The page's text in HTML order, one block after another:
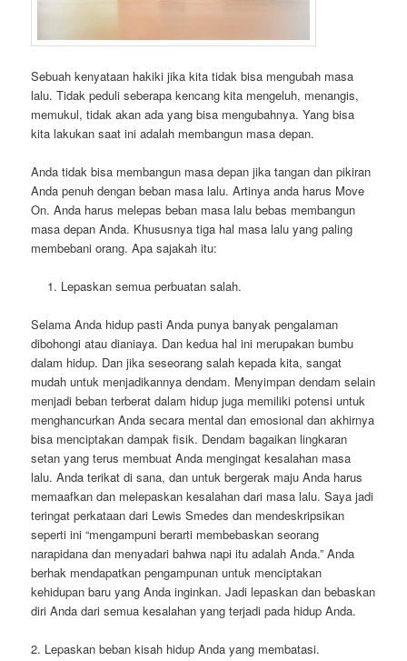
Sebuah kenyataan hakiki jika kita tidak bisa mengubah masa
lalu. Tidak peduli seberapa kencang kita mengeluh, menangis,
memukul, tidak akan ada yang bisa mengubahnya. Yang bisa
kita lakukan saat ini adalah membangun masa depan.
Anda tidak bisa membangun masa depan jika tangan dan pikiran
Anda penuh dengan beban masa lalu. Artinya anda harus Move
On. Anda harus melepas beban masa lalu bebas membangun
masa depan Anda. Khususnya tiga hal masa lalu yang paling
membebani orang. Apa sajakah itu:
Lepaskan semua perbuatan salah.
Selama Anda hidup pasti Anda punya banyak pengalaman
dibohongi atau dianiaya. Dan kedua hal ini merupakan bumbu
dalam hidup. Dan jika seseorang salah kepada kita, sangat
mudah untuk menjadikannya dendam. Menyimpan dendam selain
menjadi beban terberat dalam hidup juga memiliki potensi untuk
menghancurkan Anda secara mental dan emosional dan akhirnya
bisa menciptakan dampak fisik. Dendam bagaikan lingkaran
setan yang terus membuat Anda mengingat kesalahan masa
lalu. Anda terikat di sana, dan untuk bergerak maju Anda harus
memaafkan dan melepaskan kesalahan dari masa lalu. Saya jadi
teringat perkataan dari Lewis Smedes dan mendeskripsikan
seperti ini “mengampuni berarti membebaskan seorang
narapidana dan menyadari bahwa napi itu adalah Anda.” Anda
berhak mendapatkan pengampunan untuk menciptakan
kehidupan baru yang Anda inginkan. Jadi lepaskan dan bebaskan
diri Anda dari semua kesalahan yang terjadi pada hidup Anda.
2. Lepaskan beban kisah hidup Anda yang membatasi.